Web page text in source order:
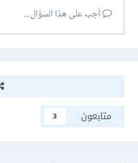
أجب على هذا السؤال...
متابعون
3